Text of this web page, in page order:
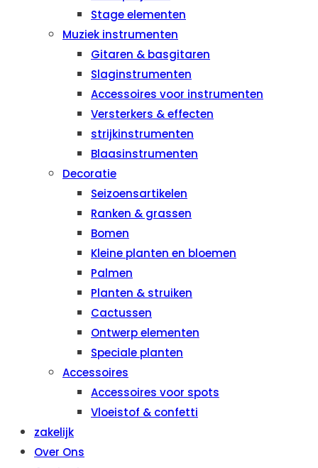
Stage elementen
Muziek instrumenten
Gitaren & basgitaren
Slaginstrumenten
Accessoires voor instrumenten
Versterkers & effecten
strijkinstrumenten
Blaasinstrumenten
Decoratie
Seizoensartikelen
Ranken & grassen
Bomen
Kleine planten en bloemen
Palmen
Planten & struiken
Cactussen
Ontwerp elementen
Speciale planten
Accessoires
Accessoires voor spots
Vloeistof & confetti
zakelijk
Over Ons